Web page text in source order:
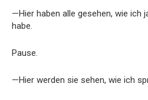
—Hier haben alle gesehen, wie ich
habe.
Pause.
—Hier werden sie sehen, wie ich